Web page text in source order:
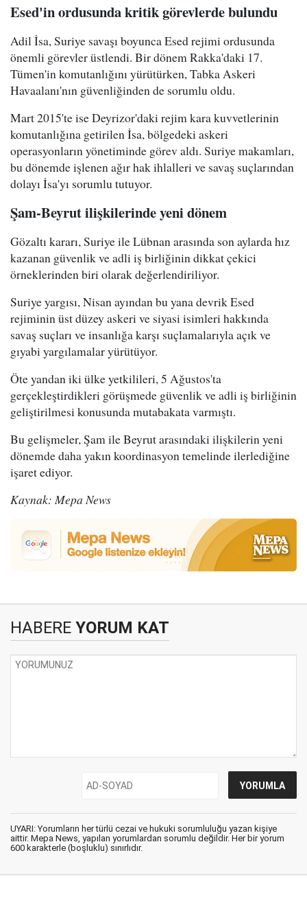
Esed'in ordusunda kritik görevlerde bulundu
Adil İsa, Suriye savaşı boyunca Esed rejimi ordusunda
önemli görevler üstlendi. Bir dönem Rakka'daki 17.
Tümen'in komutanlığını yürütürken, Tabka Askeri
Havaalanı'nın güvenliğinden de sorumlu oldu.
Mart 2015'te ise Deyrizor'daki rejim kara kuvvetlerinin
komutanlığına getirilen İsa, bölgedeki askeri
operasyonların yönetiminde görev aldı. Suriye makamları,
bu dönemde işlenen ağır hak ihlalleri ve savaş suçlarından
dolayı İsa'yı sorumlu tutuyor.
Şam-Beyrut ilişkilerinde yeni dönem
Gözaltı kararı, Suriye ile Lübnan arasında son aylarda hız
kazanan güvenlik ve adli iş birliğinin dikkat çekici
örneklerinden biri olarak değerlendiriliyor.
Suriye yargısı, Nisan ayından bu yana devrik Esed
rejiminin üst düzey askeri ve siyasi isimleri hakkında
savaş suçları ve insanlığa karşı suçlamalarıyla açık ve
gıyabi yargılamalar yürütüyor.
Öte yandan iki ülke yetkilileri, 5 Ağustos'ta
gerçekleştirdikleri görüşmede güvenlik ve adli iş birliğinin
geliştirilmesi konusunda mutabakata varmıştı.
Bu gelişmeler, Şam ile Beyrut arasındaki ilişkilerin yeni
dönemde daha yakın koordinasyon temelinde ilerlediğine
işaret ediyor.
Kaynak: Mepa News
HABERE YORUM KAT
UYARI: Yorumların her türlü cezai ve hukuki sorumluluğu yazan kişiye
aittir. Mepa News, yapılan yorumlardan sorumlu değildir. Her bir yorum
600 karakterle (boşluklu) sınırlıdır.